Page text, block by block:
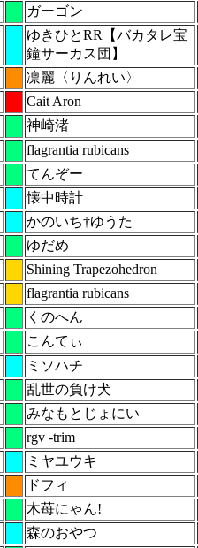
ガーゴン
ゆきひとRR【バカタレ宝
鐘サーカス団】
凛麗〈りんれい〉
Cait Aron
神崎渚
flagrantia rubicans
てんぞー
懐中時計
かのいち†ゆうた
ゆだめ
Shining Trapezohedron
flagrantia rubicans
くのへん
こんてぃ
ミソハチ
乱世の負け犬
みなもとじょにい
rgv -trim
ミヤユウキ
ドフィ
木苺にゃん!
森のおやつ